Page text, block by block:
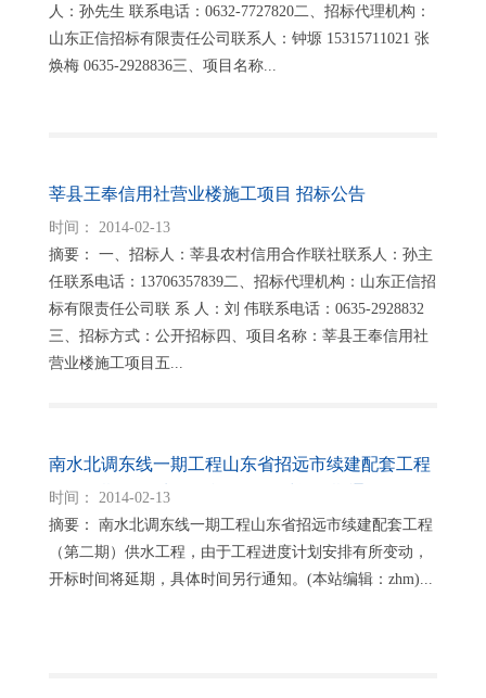
人：孙先生 联系电话：0632-7727820二、招标代理机构：
山东正信招标有限责任公司联系人：钟塬 15315711021 张
焕梅 0635-2928836三、项目名称...
莘县王奉信用社营业楼施工项目 招标公告
时间： 2014-02-13
摘要： 一、招标人：莘县农村信用合作联社联系人：孙主
任联系电话：13706357839二、招标代理机构：山东正信招
标有限责任公司联 系 人：刘 伟联系电话：0635-2928832
三、招标方式：公开招标四、项目名称：莘县王奉信用社
营业楼施工项目五...
南水北调东线一期工程山东省招远市续建配套工程
（第二期） 供水工程施工开标时间延期通知
时间： 2014-02-13
摘要： 南水北调东线一期工程山东省招远市续建配套工程
（第二期）供水工程，由于工程进度计划安排有所变动，
开标时间将延期，具体时间另行通知。(本站编辑：zhm)...